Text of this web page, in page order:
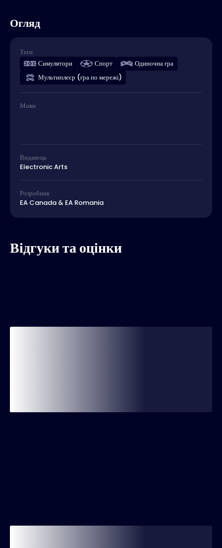
Огляд
Теги
Симулятори
Спорт
Одиночна гра
Мультиплеєр (гра по мережі)
Мови
Видавець
Electronic Arts
Розробник
EA Canada & EA Romania
Відгуки та оцінки